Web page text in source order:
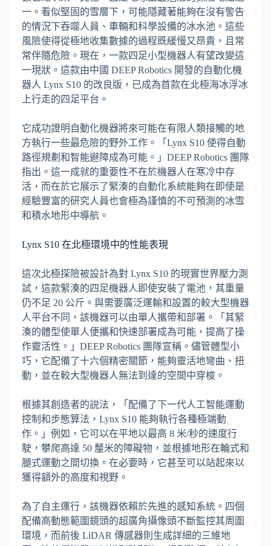
一。看似堅固的雪層下，可能隱藏著能夠在沒有警告
的情況下吞噬人員、車輛和科學設備的冰水池。這些
風險使得從極地收集數據的過程既緩慢又昂貴，且常
常伴隨危險。現在，一款四足小型機器人有望改變這
一現狀。這款由中國 DEEP Robotics 開發的自動化機
器人 Lynx S10 的改良版，已成為首款在北極海冰浮冰
上行走的四足平台。
它成功證明自動化機器將來可能在有限人類接觸的地
方執行一些最危險的野外工作。「Lynx S10 使得自動
路徑規劃和智能避障成為可能。」DEEP Robotics 團隊
指出。這一成就的重要性不在於機器人在寒冷中存
活，而在於它展示了緊湊的自動化系統能夠在即使是
經驗豐富的研究人員也會極為謹慎的不可預測的冰雪
和積水地形中導航。
Lynx S10 在北極環境中的性能表現
這次北極探險被設計為對 Lynx S10 的現實世界壓力測
試，這款緊湊的四足機器人即使安裝了電池，其重量
仍不足 20 公斤。與需要廣泛運輸和設置的較大型機器
人平台不同，該機器可以由單人攜帶和部署。「其緊
湊的體型使單人便攜和快速部署成為可能，提高了操
作靈活性。」DEEP Robotics 團隊宣稱。儘管體型小
巧，它配備了十六個精密關節，能夠靈活地彎曲、扭
動，並在較大型機器人無法到達的空間中穿梭。
根據其創造者的説法，「配備了下一代人工智能運動
控制和步態算法，Lynx S10 能夠執行各種極端動
作。」例如，它可以在平地以最高 8 米/秒的速度行
駛，攀爬高達 50 釐米的障礙物，並根據地形在輪式和
腿式運動之間切換。在必要時，它甚至可以站起來以
獲得額外的高度和視野。
為了自主運行，該機器依賴於先進的感知系統。四個
配備高動態範圍鏡頭的超廣角攝像頭不斷監控其周圍
環境，而前後 LiDAR 傳感器則生成詳細的三維地